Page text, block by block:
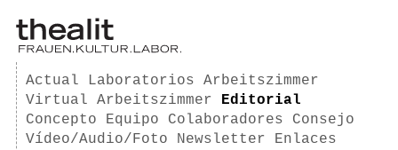
Actual Laboratorios
Arbeitszimmer
Virtual Arbeitszimmer
Editorial
Concepto
Equipo Colaboradores
Consejo
Vídeo/Audio/Foto
Newsletter
Enlaces